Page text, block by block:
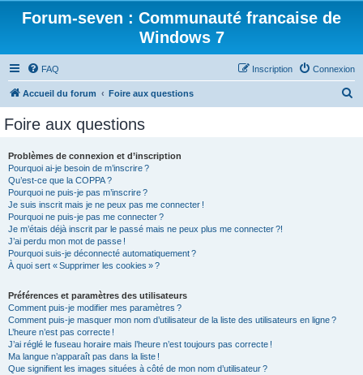
Forum-seven : Communauté francaise de
Windows 7
FAQ Connexion
Inscription
Accueil du forum Foire aux questions
Foire aux questions
Problèmes de connexion et d’inscription
Pourquoi ai-je besoin de m’inscrire ?
Qu’est-ce que la COPPA ?
Pourquoi ne puis-je pas m’inscrire ?
Je suis inscrit mais je ne peux pas me connecter !
Pourquoi ne puis-je pas me connecter ?
Je m’étais déjà inscrit par le passé mais ne peux plus me connecter ?!
J’ai perdu mon mot de passe !
Pourquoi suis-je déconnecté automatiquement ?
À quoi sert « Supprimer les cookies » ?
Préférences et paramètres des utilisateurs
Comment puis-je modifier mes paramètres ?
Comment puis-je masquer mon nom d’utilisateur de la liste des utilisateurs en ligne ?
L’heure n’est pas correcte !
J’ai réglé le fuseau horaire mais l’heure n’est toujours pas correcte !
Ma langue n’apparaît pas dans la liste !
Que signifient les images situées à côté de mon nom d’utilisateur ?